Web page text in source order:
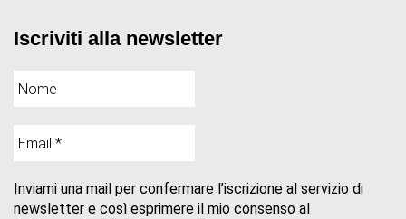
Iscriviti alla newsletter
Inviami una mail per confermare l’iscrizione al servizio di
newsletter e così esprimere il mio consenso al